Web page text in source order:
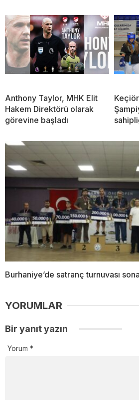
Anthony Taylor, MHK Elit
Hakem Direktörü olarak
görevine başladı
Burhaniye’de satranç turnuvası
YORUMLAR
Bir yanıt yazın
Yorum *